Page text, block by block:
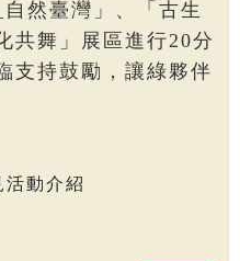
然臺灣」、「古生
共舞」展區進行20分
支持鼓勵，讓綠夥伴
活動介紹